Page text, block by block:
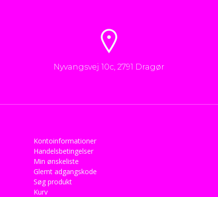
Nyvangsvej 10c, 2791 Dragør
Kontoinformationer
Handelsbetingelser
Min ønskeliste
Glemt adgangskode
Søg produkt
Kurv